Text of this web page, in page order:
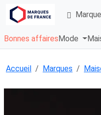
Bonnes affaires Mode
Accueil Marques